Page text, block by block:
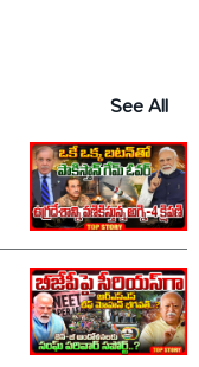
See All